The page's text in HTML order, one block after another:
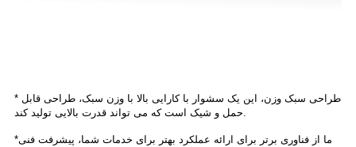
* طراحی سبک وزن، این یک سشوار با کارایی بالا با وزن سبک، طراحی قابل
حمل و شیک است که می تواند قدرت بالایی تولید کند.
*ما از فناوری برتر برای ارائه عملکرد بهتر برای خدمات شما، پیشرفت فنی